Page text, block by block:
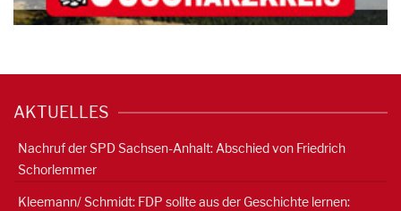
AKTUELLES
Nachruf der SPD Sachsen-Anhalt: Abschied von Friedrich
Schorlemmer
Kleemann/ Schmidt: FDP sollte aus der Geschichte lernen: